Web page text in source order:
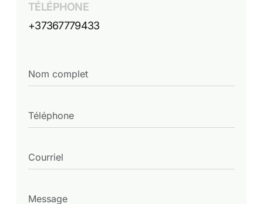
TÉLÉPHONE
+37367779433